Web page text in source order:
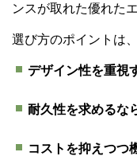
ンスが取れた優れた
選び方のポイントは、
デザイン性を重視
耐久性を求めるな
コストを抑えつつ